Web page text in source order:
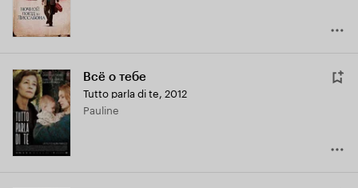
Всё о тебе
Tutto parla di te, 2012
Pauline